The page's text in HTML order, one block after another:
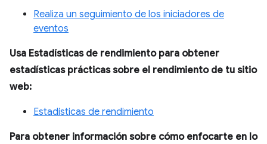
Realiza un seguimiento de los iniciadores de
eventos
Usa Estadísticas de rendimiento para obtener
estadísticas prácticas sobre el rendimiento de tu sitio
web:
Estadísticas de rendimiento
Para obtener información sobre cómo enfocarte en lo